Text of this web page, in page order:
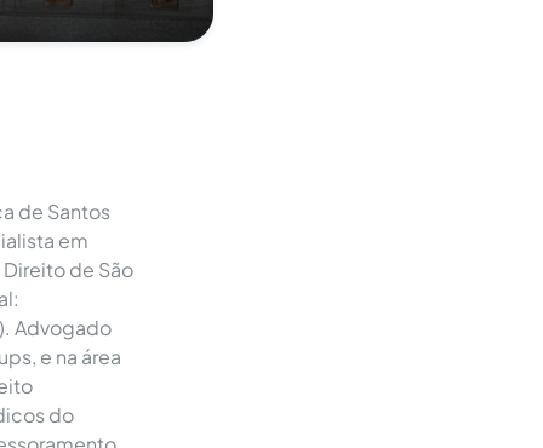
de Santos
em
de São
Advogado
e na área
do